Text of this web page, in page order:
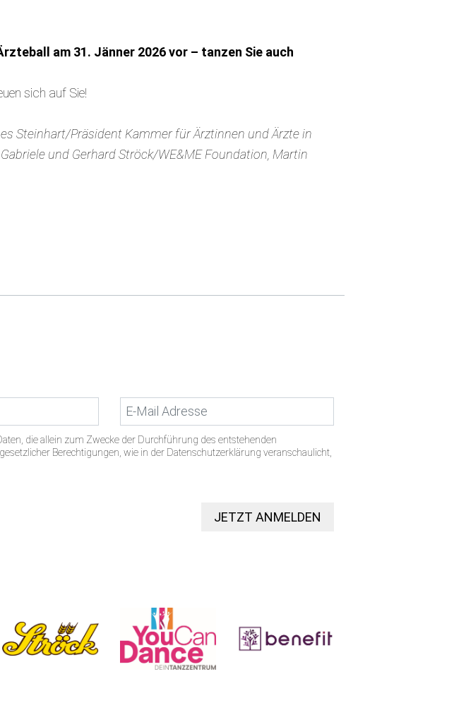
am 31. Jänner 2026 vor – tanzen Sie auch
sich auf Sie!
Steinhart/Präsident Kammer für Ärztinnen und Ärzte in
und Gerhard Ströck/WE&ME Foundation, Martin
die allein zum Zwecke der Durchführung des entstehenden
Berechtigungen, wie in der Datenschutzerklärung veranschaulicht,
JETZT ANMELDEN